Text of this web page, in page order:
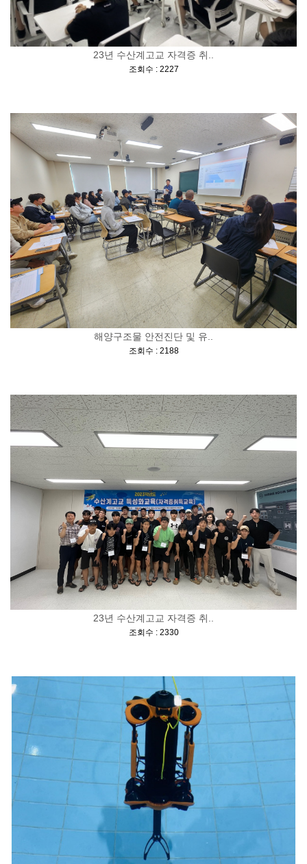
23년 수산계고교 자격증 취..
조회수 : 2227
해양구조물 안전진단 및 유..
조회수 : 2188]
23년 수산계고교 자격증 취..
조회수 : 2330]